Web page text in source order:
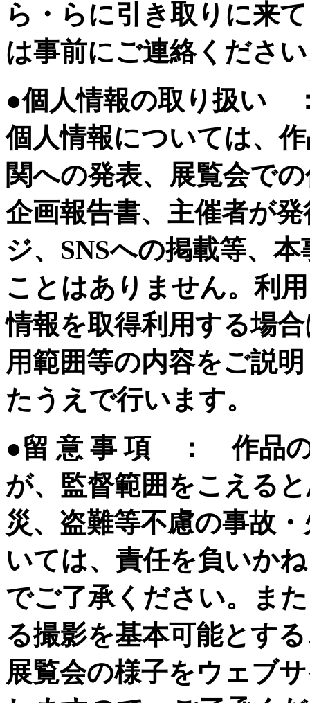
ら・らに引き取りに来
は事前にご連絡くださ
●個人情報の取り扱い
個人情報については、
関への発表、展覧会で
企画報告書、主催者が
ジ、SNSへの掲載等、
ことはありません。利
情報を取得利用する場
用範囲等の内容をご説
たうえで行います。
●留 意 事 項 ： 作品の
が、監督範囲をこえる
災、盗難等不慮の事故
いては、責任を負いか
でご了承ください。ま
る撮影を基本可能とす
展覧会の様子をウェブ